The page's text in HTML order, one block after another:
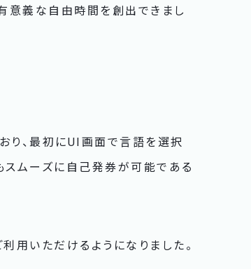
意義な自由時間を創出できまし
おり、最初にUI画面で言語を選択
スムーズに自己発券が可能である
用いただけるようになりました。